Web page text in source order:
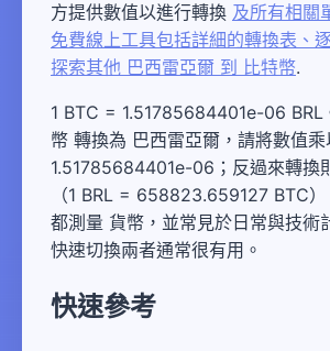
方提供數值以進行轉換 及所有相關
免費線上工具包括詳細的轉換表、
探索其他 巴西雷亞爾 到 比特幣.
1 BTC = 1.51785684401e-06 BRL
幣 轉換為 巴西雷亞爾，請將數值乘
1.51785684401e-06；反過來轉換
（1 BRL = 658823.659127 BTC
都測量 貨幣，並常見於日常與技術
快速切換兩者通常很有用。
快速參考